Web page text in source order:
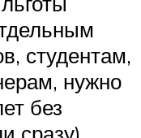
студентам,
нужно
без
сразу)